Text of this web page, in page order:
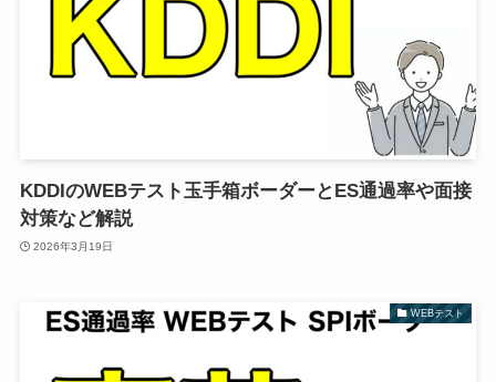
KDDIのWEBテスト玉手箱ボーダーとES通過率や面接
対策など解説
2026年3月19日
WEBテスト